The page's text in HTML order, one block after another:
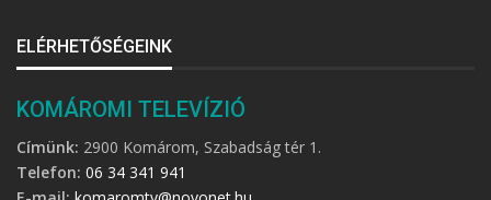
ELÉRHETŐSÉGEINK
KOMÁROMI TELEVÍZIÓ
Címünk: 2900 Komárom, Szabadság tér 1.
Telefon: 06 34 341 941